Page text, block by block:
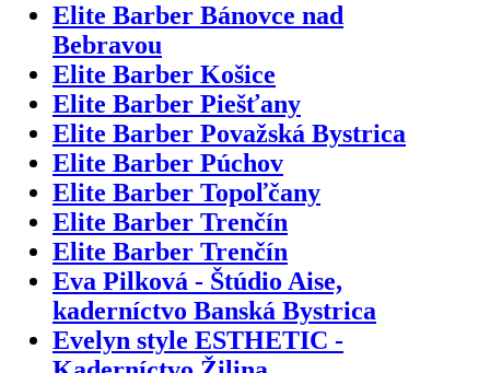
Elite Barber Bánovce nad
Bebravou
Elite Barber Košice
Elite Barber Piešťany
Elite Barber Považská Bystrica
Elite Barber Púchov
Elite Barber Topoľčany
Elite Barber Trenčín
Elite Barber Trenčín
Eva Pilková - Štúdio Aise,
kaderníctvo Banská Bystrica
Evelyn style ESTHETIC -